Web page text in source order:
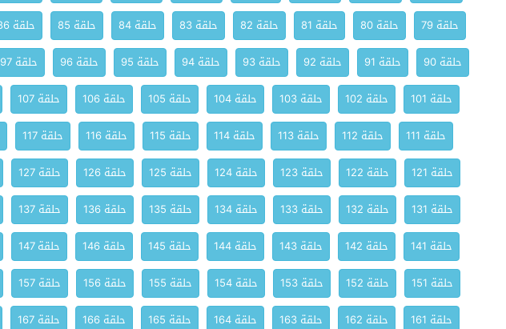
حلقة 79
حلقة 80 حلقة 81 حلقة 82 حلقة 83 حلقة 84 حلقة 85 حلقة 86
حلقة 90
حلقة 91 حلقة 92 حلقة 93 حلقة 94 حلقة 95 حلقة 96 حلقة 97
حلقة 101
حلقة 102 حلقة 103 حلقة 104 حلقة 105 حلقة 106 حلقة 107
حلقة 111
حلقة 112 حلقة 113 حلقة 114 حلقة 115 حلقة 116 حلقة 117
حلقة 121
حلقة 122 حلقة 123 حلقة 124 حلقة 125 حلقة 126 حلقة 127
حلقة 131
حلقة 132 حلقة 133 حلقة 134 حلقة 135 حلقة 136 حلقة 137
حلقة 141
حلقة 142 حلقة 143 حلقة 144 حلقة 145 حلقة 146 حلقة 147
حلقة 151
حلقة 152 حلقة 153 حلقة 154 حلقة 155 حلقة 156 حلقة 157
حلقة 161
حلقة 162 حلقة 163 حلقة 164 حلقة 165 حلقة 166 حلقة 167